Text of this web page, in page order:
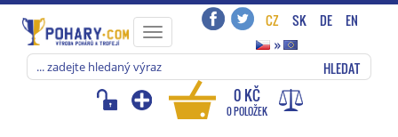
Toggle
navigation
CZ SK DE
EN
»
HLEDAT
0 KČ
0 POLOŽEK